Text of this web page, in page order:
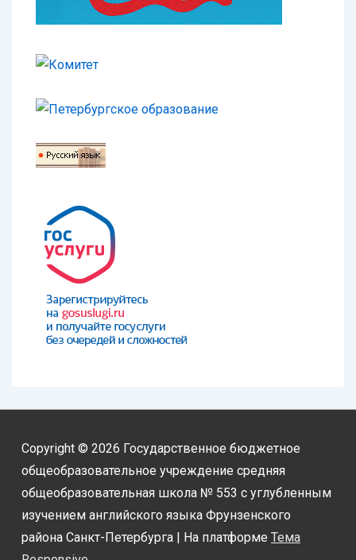
Copyright © 2026 Государственное бюджетное
общеобразовательное учреждение средняя
общеобразовательная школа № 553 с углубленным
изучением английского языка Фрунзенского
района Санкт-Петербурга | На платформе Тема